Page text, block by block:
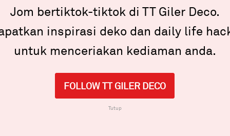
Jom bertiktok-tiktok di TT Giler Deco.
inspirasi deko dan daily life
untuk menceriakan kediaman anda.
FOLLOW TT GILER DECO
Tutup